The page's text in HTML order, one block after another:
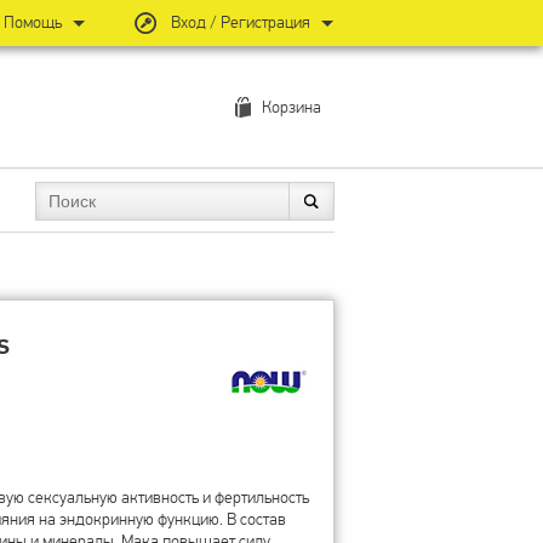
Корзина
сексуальную активность и фертильность
на эндокринную функцию. В состав
Вход / Регистрация
Помощь